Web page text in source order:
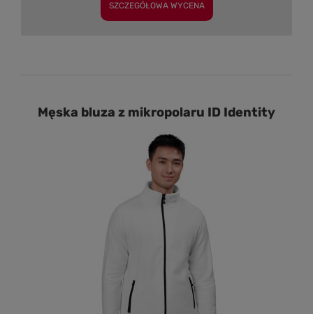
SZCZEGÓŁOWA WYCENA
Męska bluza z mikropolaru ID Identity